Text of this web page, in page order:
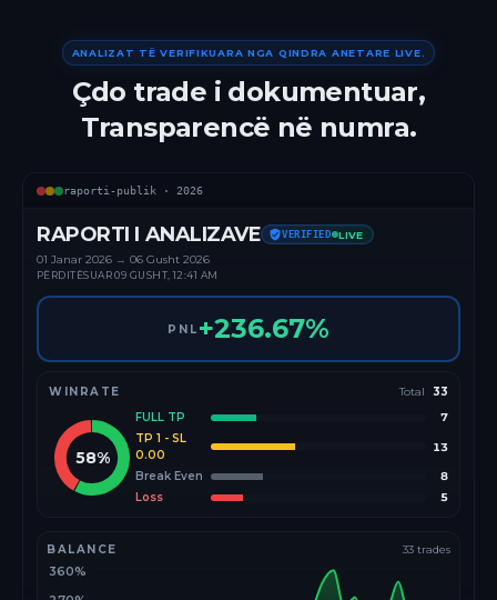
ANALIZAT TË VERIFIKUARA NGA QINDRA ANETARE LIVE.
Çdo trade i dokumentuar,
Transparencë në numra.
raporti-publik · 2026
RAPORTI I ANALIZAVE VERIFIED LIVE
01 Janar 2026 → 06 Gusht 2026
PËRDITËSUAR09 GUSHT, 12:41 AM
PNL +236.67%
WINRATE Total 33
58%
FULL TP
7
TP 1 - SL
0.00
13
Break Even
8
Loss
5
BALANCE 33 trades
360%